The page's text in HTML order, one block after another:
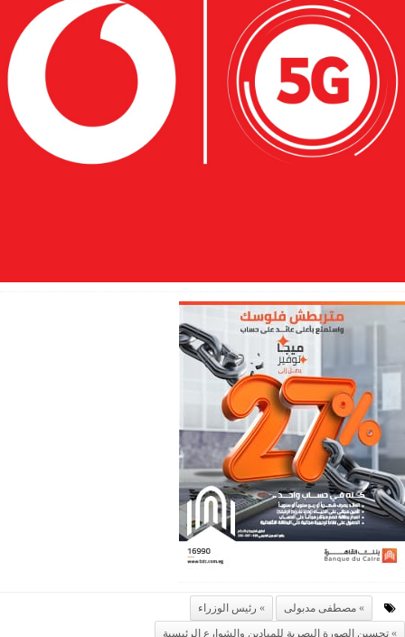
مصطفى مدبولى
رئيس الوزراء
تحسين الصورة البصرية للميادين والشوارع الرئيسية